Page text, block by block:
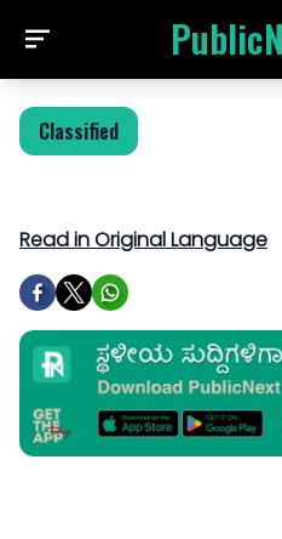
Classified
Read in Original Language